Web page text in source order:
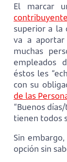
El marcar
superior a la
va a
muchas
empleados
éstos les
con su
de las
“Buenos
tienen todos
Sin
opción sin